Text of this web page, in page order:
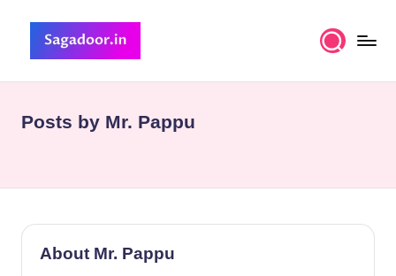
content
g
d
o
o
Collection
Posts by Mr. Pappu
About Mr. Pappu